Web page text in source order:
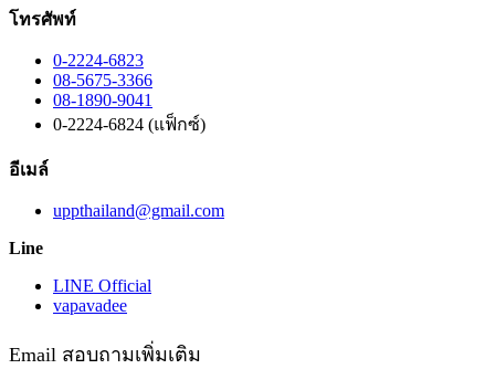
โทรศัพท์
0-2224-6823
08-5675-3366
08-1890-9041
0-2224-6824 (แฟ็กซ์)
อีเมล์
uppthailand@gmail.com
Line
LINE Official
vapavadee
Email สอบถามเพิ่มเติม